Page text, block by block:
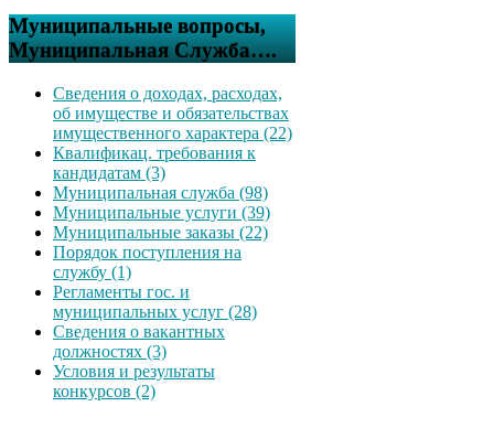
Муниципальные вопросы,
Муниципальная Служба….
Сведения о доходах, расходах,
об имуществе и обязательствах
имущественного характера (22)
Квалификац. требования к
кандидатам (3)
Муниципальная служба (98)
Муниципальные услуги (39)
Муниципальные заказы (22)
Порядок поступления на
службу (1)
Регламенты гос. и
муниципальных услуг (28)
Сведения о вакантных
должностях (3)
Условия и результаты
конкурсов (2)